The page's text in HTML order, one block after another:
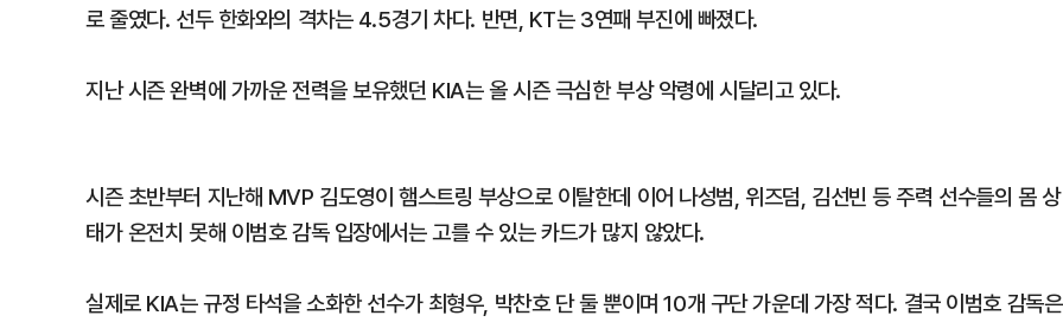
로 줄였다. 선두 한화와의 격차는 4.5경기 차다. 반면, KT는 3연패 부진에 빠졌다.
지난 시즌 완벽에 가까운 전력을 보유했던 KIA는 올 시즌 극심한 부상 악령에 시달리고 있다.
시즌 초반부터 지난해 MVP 김도영이 햄스트링 부상으로 이탈한데 이어 나성범, 위즈덤, 김선빈 등 주력 선수들의 몸 상
태가 온전치 못해 이범호 감독 입장에서는 고를 수 있는 카드가 많지 않았다.
실제로 KIA는 규정 타석을 소화한 선수가 최형우, 박찬호 단 둘 뿐이며 10개 구단 가운데 가장 적다. 결국 이범호 감독은